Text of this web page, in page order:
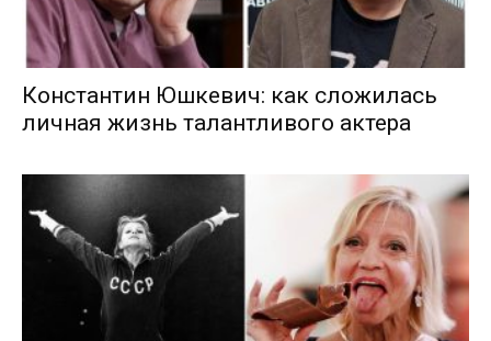
Константин Юшкевич: как сложилась
личная жизнь талантливого актера